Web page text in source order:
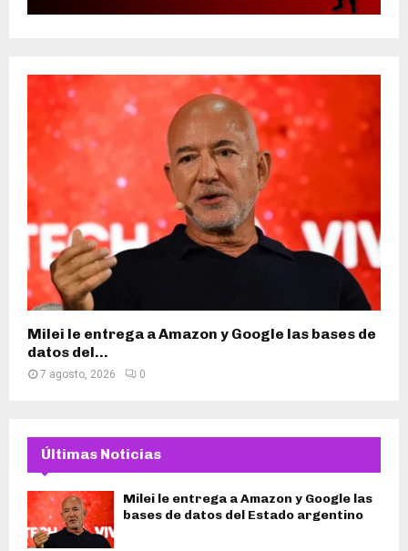
Milei le entrega a Amazon y Google las bases de
datos del...
7 agosto, 2026 0
Últimas Noticias
Milei le entrega a Amazon y Google las
bases de datos del Estado argentino